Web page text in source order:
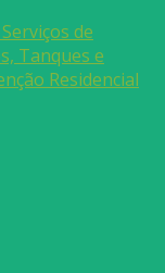
de
Tanques e
Residencial